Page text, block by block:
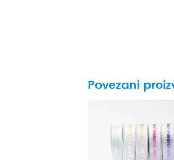
Povezani